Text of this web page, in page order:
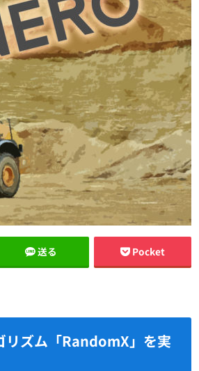
送る Pocket
リズム「RandomX」を実